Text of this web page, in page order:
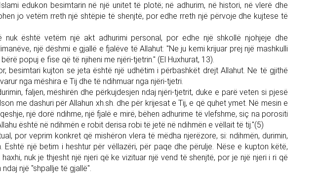
edukon besimtarin në një unitet të plotë; në adhurim, në histori, në vlerë dhe
jo vetëm rreth një shtëpie të shenjtë, por edhe rreth një përvoje dhe kujtese të
nuk është vetëm një akt adhurimi personal, por edhe një shkollë njohjeje dhe
një dëshmi e gjallë e fjalëve të Allahut: "Ne ju kemi krijuar prej një mashkulli
popuj e fise që të njiheni me njëri-tjetrin." (El Huxhurat, 13).
besimtari kujton se jeta është një udhëtim i përbashkët drejt Allahut. Ne të gjithë
nga mëshira e Tij dhe të ndihmuar nga njëri-tjetri.
faljen, mëshirën dhe përkujdesjen ndaj njëri-tjetrit, duke e parë veten si pjesë
me dashuri për Allahun xh.sh. dhe për krijesat e Tij, e që quhet ymet. Në mesin e
një dorë ndihme, një fjalë e mirë, bëhen adhurime të vlefshme, siç na porositi
është në ndihmën e robit derisa robi të jetë në ndihmën e vëllait të tij."(5)
por veprim konkret që mishëron vlera të mëdha njerëzore, si: ndihmën, durimin,
Është një betim i heshtur për vëllazëri, për paqe dhe përulje. Nëse e kupton këtë,
nuk je thjesht një njeri që ke vizituar një vend të shenjtë, por je një njeri i ri që
një "shpallje të gjallë".